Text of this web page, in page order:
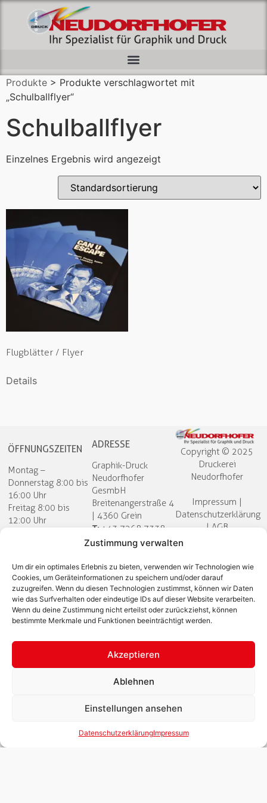
Zustimmung verwalten
Um dir ein optimales Erlebnis zu bieten, verwenden wir Technologien wie
Cookies, um Geräteinformationen zu speichern und/oder darauf
zuzugreifen. Wenn du diesen Technologien zustimmst, können wir Daten
wie das Surfverhalten oder eindeutige IDs auf dieser Website verarbeiten.
Wenn du deine Zustimmung nicht erteilst oder zurückziehst, können
bestimmte Merkmale und Funktionen beeinträchtigt werden.
Akzeptieren
Ablehnen
Einstellungen ansehen
DatenschutzerklärungImpressum
Produkte > Produkte verschlagwortet mit
„Schulballflyer“
Schulballflyer
Einzelnes Ergebnis wird angezeigt
Flugblätter / Flyer
Details
ÖFFNUNGSZEITEN
Montag –
Donnerstag 8:00 bis
16:00 Uhr
Freitag 8:00 bis
12:00 Uhr
Termine gerne auch
Öffnungszeiten nach
telefonischer
Vereinbarung!
Copyright © 2025
Druckerei
Neudorfhofer​
Impressum |
Datenschutzerklärung
| AGB
ADRESSE
Graphik-Druck
Neudorfhofer
GesmbH
Breitenangerstraße 4
| 4360 Grein
T: +43 7268 7338
E: